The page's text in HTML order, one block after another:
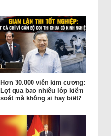
Hơn 30.000 viên kim cương:
Lọt qua bao nhiêu lớp kiểm
soát mà không ai hay biết?